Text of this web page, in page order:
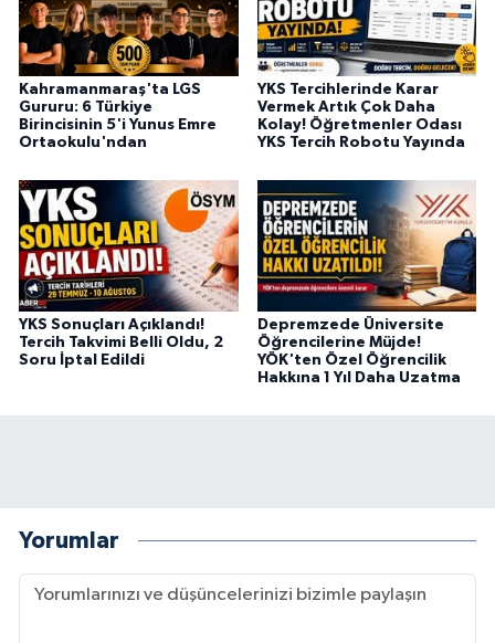
Kahramanmaraş'ta LGS
Gururu: 6 Türkiye
Birincisinin 5'i Yunus Emre
Ortaokulu'ndan
YKS Tercihlerinde Karar
Vermek Artık Çok Daha
Kolay! Öğretmenler Odası
YKS Tercih Robotu Yayında
YKS Sonuçları Açıklandı!
Tercih Takvimi Belli Oldu, 2
Soru İptal Edildi
Depremzede Üniversite
Öğrencilerine Müjde!
YÖK'ten Özel Öğrencilik
Hakkına 1 Yıl Daha Uzatma
Yorumlar
TANITIM
HABERDE İNSAN